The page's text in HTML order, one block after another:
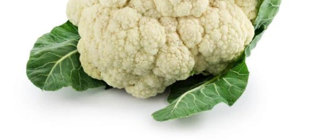
Зелень / салаты
Зелень импорт